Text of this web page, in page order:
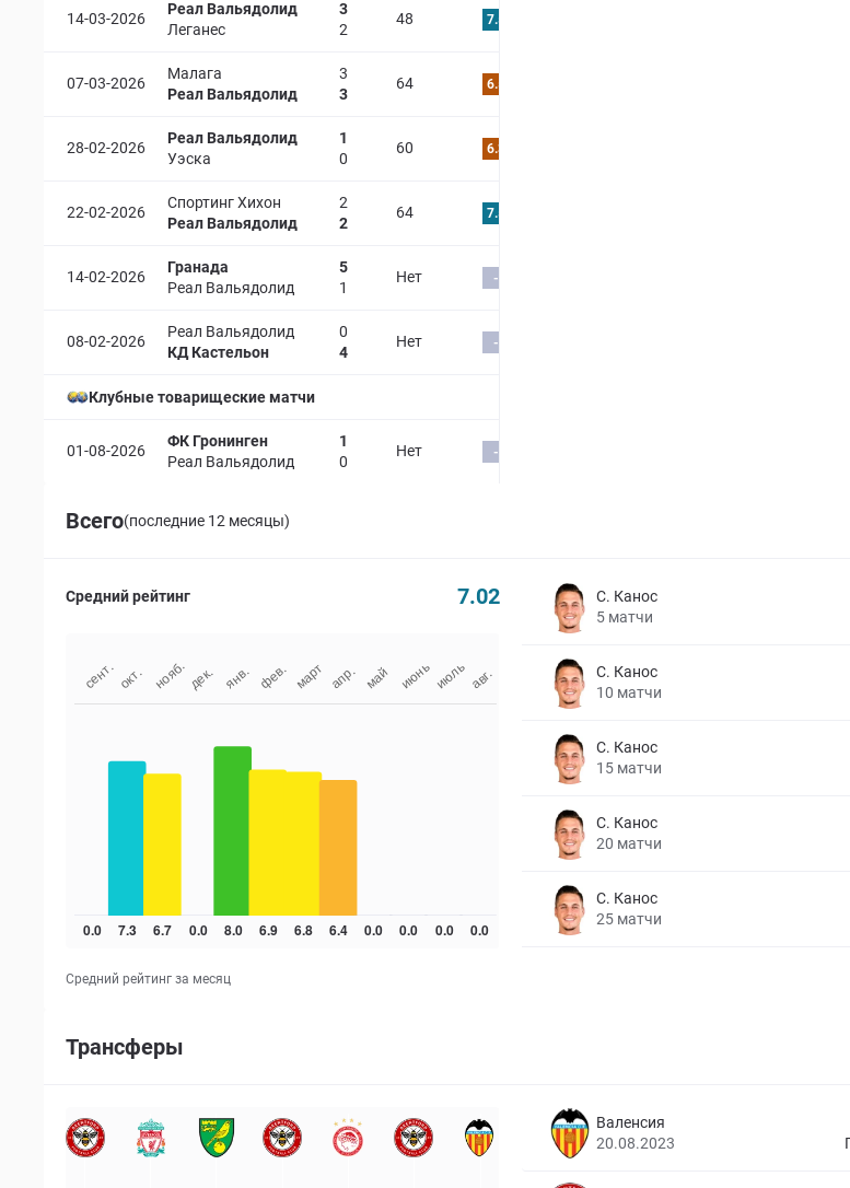
14-03-2026
Реал Вальядолид
Леганес
3
2
48 7.5
07-03-2026
Малага
Реал Вальядолид
3
3
64 6.5
28-02-2026
Реал Вальядолид
Уэска
1
0
60 6.3
22-02-2026
Спортинг Хихон
Реал Вальядолид
2
2
64 7.5
14-02-2026
Гранада
Реал Вальядолид
5
1
Нет -
08-02-2026
Реал Вальядолид
КД Кастельон
0
4
Нет -
Клубные товарищеские матчи
01-08-2026
ФК Гронинген
Реал Вальядолид
1
0
Нет -
Всего(последние 12 месяцы)
Средний рейтинг 7.02
Средний рейтинг за месяц
С. Канос
5 матчи
С. Канос
10 матчи
С. Канос
15 матчи
С. Канос
20 матчи
С. Канос
25 матчи
Трансферы
Валенсия
20.08.2023